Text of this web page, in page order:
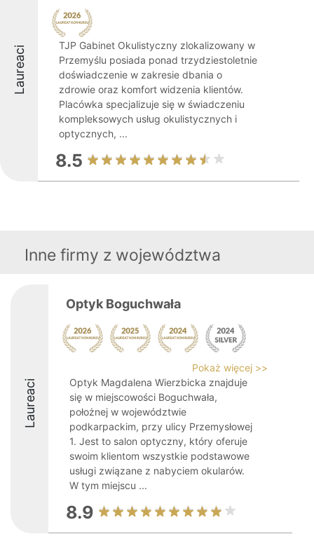
Laureaci
TJP Gabinet Okulistyczny zlokalizowany w
Przemyślu posiada ponad trzydziestoletnie
doświadczenie w zakresie dbania o
zdrowie oraz komfort widzenia klientów.
Placówka specjalizuje się w świadczeniu
kompleksowych usług okulistycznych i
optycznych, ...
8.5
Inne firmy z województwa
Laureaci
Optyk Boguchwała
Pokaż więcej >>
Optyk Magdalena Wierzbicka znajduje
się w miejscowości Boguchwała,
położnej w województwie
podkarpackim, przy ulicy Przemysłowej
1. Jest to salon optyczny, który oferuje
swoim klientom wszystkie podstawowe
usługi związane z nabyciem okularów.
W tym miejscu ...
8.9